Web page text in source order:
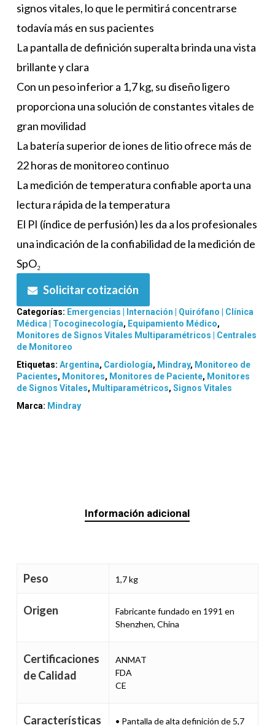
signos vitales, lo que le permitirá concentrarse
todavía más en sus pacientes
La pantalla de definición superalta brinda una vista
brillante y clara
Con un peso inferior a 1,7 kg, su diseño ligero
proporciona una solución de constantes vitales de
gran movilidad
La batería superior de iones de litio ofrece más de
22 horas de monitoreo continuo
La medición de temperatura confiable aporta una
lectura rápida de la temperatura
El PI (índice de perfusión) les da a los profesionales
una indicación de la confiabilidad de la medición de
SpO₂
Solicitar cotización
Categorías: Emergencias | Internación | Quirófano | Clínica
Médica | Tocoginecología, Equipamiento Médico,
Monitores de Signos Vitales Multiparamétricos | Centrales
de Monitoreo
Etiquetas: Argentina, Cardiología, Mindray, Monitoreo de
Pacientes, Monitores, Monitores de Paciente, Monitores
de Signos Vitales, Multiparamétricos, Signos Vitales
Marca: Mindray
Información adicional
Peso 1,7 kg
Origen
Fabricante fundado en 1991 en
Shenzhen, China
Certificaciones
de Calidad
ANMAT
FDA
CE
Características • Pantalla de alta definición de 5,7